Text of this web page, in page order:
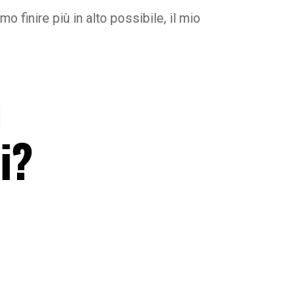
finire più in alto possibile, il mio